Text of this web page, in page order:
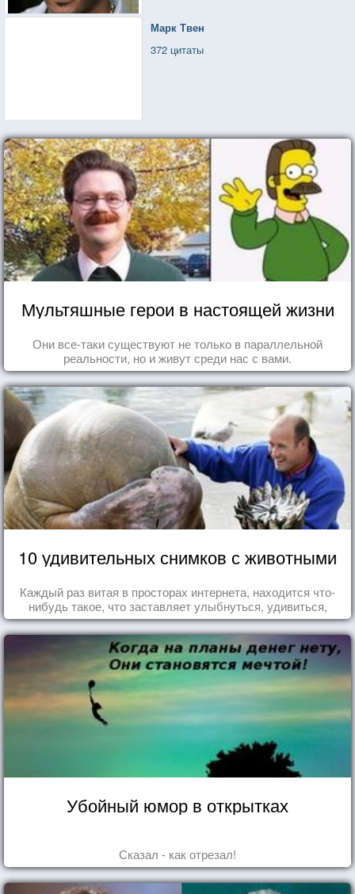
Марк Твен
372 цитаты
Мультяшные герои в настоящей жизни
Они все-таки существуют не только в параллельной
реальности, но и живут среди нас с вами.
10 удивительных снимков с животными
Каждый раз витая в просторах интернета, находится что-
нибудь такое, что заставляет улыбнуться, удивиться,
восхититься...
Убойный юмор в открытках
Сказал - как отрезал!